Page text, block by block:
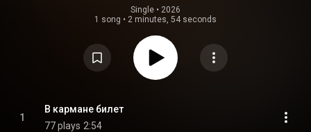
Single • 2026
1 song • 2 minutes, 54 seconds
1
В кармане билет
77 plays 2:54